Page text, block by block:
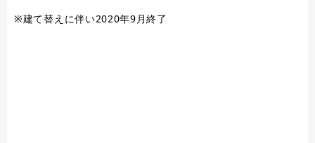
※建て替えに伴い2020年9月終了